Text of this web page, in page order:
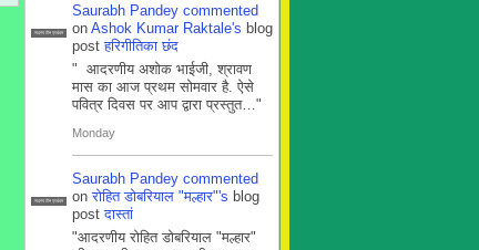
सदस्य टीम प्रबंधन
Saurabh Pandey commented
on Ashok Kumar Raktale's blog
postहरिगीतिका छंद
" आदरणीय अशोक भाईजी, श्रावण
मास का आज प्रथम सोमवार है. ऐसे
पवित्र दिवस पर आप द्वारा प्रस्तुत…"
Monday
सदस्य टीम प्रबंधन
Saurabh Pandey commented
onरोहित डोबरियाल "मल्हार"'s blog
postदास्तां
"आदरणीय रोहित डोबरियाल "मल्हार"